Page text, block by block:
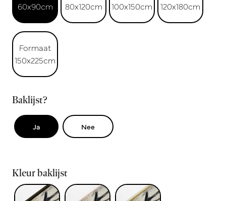
60x90cm
80x120cm
100x150cm
120x180cm
Formaat
150x225cm
Baklijst?
Ja Nee
Kleur baklijst